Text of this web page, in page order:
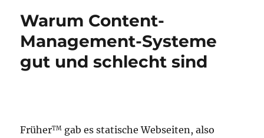
Warum Content-
Management-Systeme
gut und schlecht sind
FrüherTM gab es statische Webseiten, also